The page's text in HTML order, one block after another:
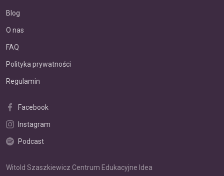
Blog
O nas
FAQ
Polityka prywatności
Regulamin
Facebook
Instagram
Podcast
Witold Szaszkiewicz Centrum Edukacyjne Idea